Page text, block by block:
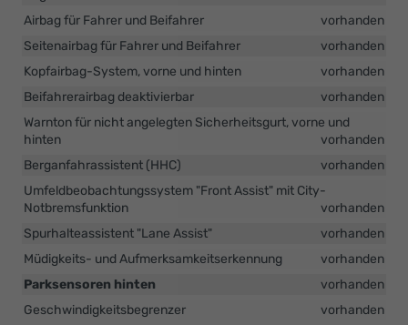
Airbag für Fahrer und Beifahrer
vorhanden
Seitenairbag für Fahrer und Beifahrer
vorhanden
Kopfairbag-System, vorne und hinten
vorhanden
Beifahrerairbag deaktivierbar
vorhanden
Warnton für nicht angelegten Sicherheitsgurt, vorne und
hinten
vorhanden
Berganfahrassistent (HHC)
vorhanden
Umfeldbeobachtungssystem "Front Assist" mit City-
Notbremsfunktion
vorhanden
Spurhalteassistent "Lane Assist"
vorhanden
Müdigkeits- und Aufmerksamkeitserkennung
vorhanden
Parksensoren hinten
vorhanden
Geschwindigkeitsbegrenzer
vorhanden